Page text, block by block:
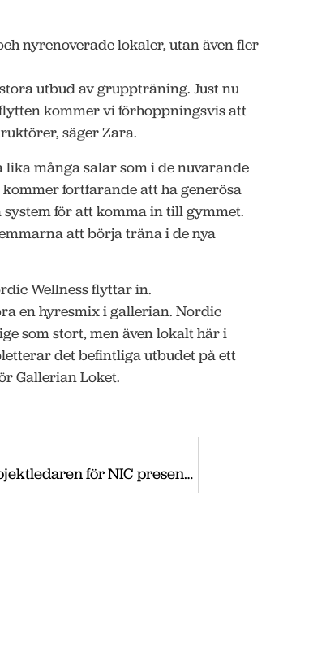
nyrenoverade lokaler, utan även fler
utbud av gruppträning. Just nu
kommer vi förhoppningsvis att
säger Zara.
många salar som i de nuvarande
fortfarande att ha generösa
för att komma in till gymmet.
att börja träna i de nya
Wellness flyttar in.
en hyresmix i gallerian. Nordic
som stort, men även lokalt här i
det befintliga utbudet på ett
Gallerian Loket.
Tågsimulatorn igång i Nässjö – projektledaren för NIC presenterad